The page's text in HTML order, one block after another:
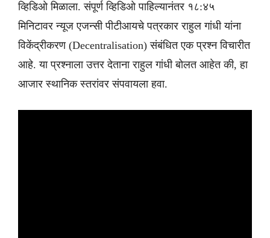
व्हिडिओ मिळाला. संपूर्ण व्हिडिओ पाहिल्यानंतर १८:४५
मिनिटावर न्यूज एजन्सी पीटीआयचे पत्रकार राहुल गांधी यांना
विकेंद्रीकरण (Decentralisation) संबंधित एक प्रश्न विचारीत
आहे. या प्रश्नाला उत्तर देताना राहुल गांधी बोलत आहेत की, हा
आजार स्थानिक स्तरांवर संपवायला हवा.